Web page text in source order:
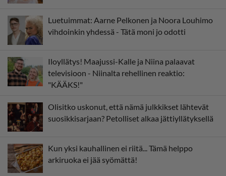
Luetuimmat: Aarne Pelkonen ja Noora Louhimo
vihdoinkin yhdessä - Tätä moni jo odotti
Iloyllätys! Maajussi-Kalle ja Niina palaavat
televisioon - Niinalta rehellinen reaktio:
"KÄÄKS!"
Olisitko uskonut, että nämä julkkikset lähtevät
suosikkisarjaan? Petolliset alkaa jättiyllätyksellä
Kun yksi kauhallinen ei riitä... Tämä helppo
arkiruoka ei jää syömättä!